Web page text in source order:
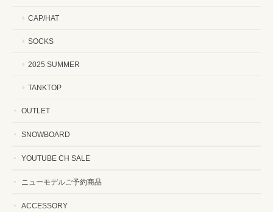
CAP/HAT
SOCKS
2025 SUMMER
TANKTOP
OUTLET
SNOWBOARD
YOUTUBE CH SALE
ニューモデルご予約商品
ACCESSORY